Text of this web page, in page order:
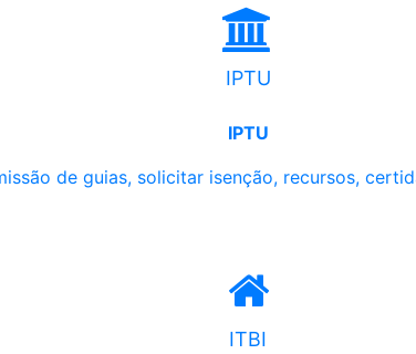
IPTU
IPTU
de guias, solicitar isenção, recursos,
ITBI